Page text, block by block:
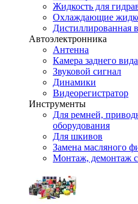
Жидкость для
Охлаждающие
Дистиллированная
Автоэлектронника
Антенна
Камера заднего вида
Звуковой сигнал
Динамики
Видеорегистратор
Инструменты
Для ремней,
оборудования
Для шкивов
Замена масляного
Монтаж, демонтаж